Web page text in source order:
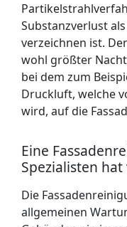
Substanzverlust
verzeichnen ist.
wohl größter
bei dem zum
Druckluft, welche
wird, auf die
Eine
Spezialisten
Die
allgemeinen